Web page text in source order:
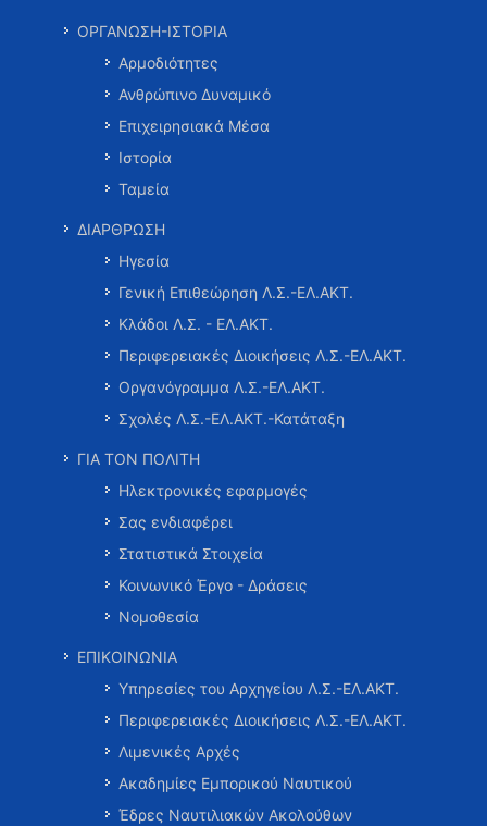
ΟΡΓΑΝΩΣΗ-ΙΣΤΟΡΙΑ
Αρμοδιότητες
Ανθρώπινο Δυναμικό
Επιχειρησιακά Μέσα
Ιστορία
Ταμεία
ΔΙΑΡΘΡΩΣΗ
Ηγεσία
Γενική Επιθεώρηση Λ.Σ.-ΕΛ.ΑΚΤ.
Κλάδοι Λ.Σ. - ΕΛ.ΑΚΤ.
Περιφερειακές Διοικήσεις Λ.Σ.-ΕΛ.ΑΚΤ.
Οργανόγραμμα Λ.Σ.-ΕΛ.ΑΚΤ.
Σχολές Λ.Σ.-ΕΛ.ΑΚΤ.-Κατάταξη
ΓΙΑ ΤΟΝ ΠΟΛΙΤΗ
Ηλεκτρονικές εφαρμογές
Σας ενδιαφέρει
Στατιστικά Στοιχεία
Κοινωνικό Έργο - Δράσεις
Νομοθεσία
ΕΠΙΚΟΙΝΩΝΙΑ
Υπηρεσίες του Αρχηγείου Λ.Σ.-ΕΛ.ΑΚΤ.
Περιφερειακές Διοικήσεις Λ.Σ.-ΕΛ.ΑΚΤ.
Λιμενικές Αρχές
Ακαδημίες Εμπορικού Ναυτικού
Έδρες Ναυτιλιακών Ακολούθων